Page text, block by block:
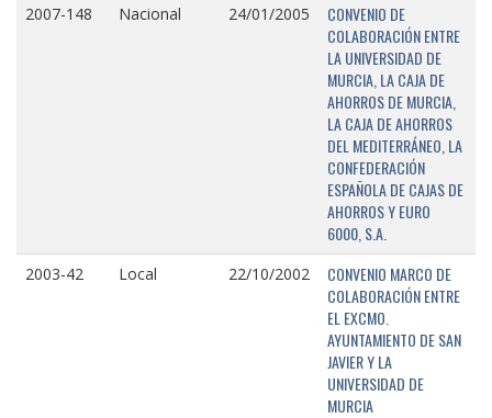
2007-148 Nacional 24/01/2005
CONVENIO DE
COLABORACIÓN ENTRE
LA UNIVERSIDAD DE
MURCIA, LA CAJA DE
AHORROS DE MURCIA,
LA CAJA DE AHORROS
DEL MEDITERRÁNEO, LA
CONFEDERACIÓN
ESPAÑOLA DE CAJAS DE
AHORROS Y EURO
6000, S.A.
2003-42 Local 22/10/2002
CONVENIO MARCO DE
COLABORACIÓN ENTRE
EL EXCMO.
AYUNTAMIENTO DE SAN
JAVIER Y LA
UNIVERSIDAD DE
MURCIA